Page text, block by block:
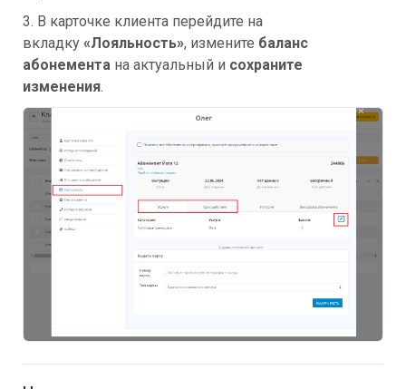
3. В карточке клиента перейдите на
вкладку «Лояльность», измените баланс
абонемента на актуальный и сохраните
изменения.